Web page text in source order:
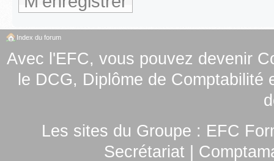
Index du forum
Avec l'EFC, vous pouvez devenir
le DCG, Diplôme de Comptabilité
Les sites du Groupe : EFC
Secrétariat